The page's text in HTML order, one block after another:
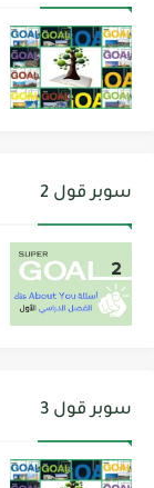
سوبر قول 2
سوبر قول 3